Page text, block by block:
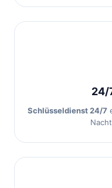
24/
Schlüsseldienst 24/7